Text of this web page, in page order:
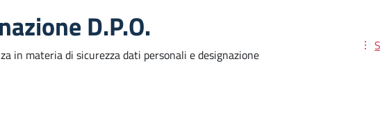
D.P.O.
in materia di sicurezza dati personali e designazione